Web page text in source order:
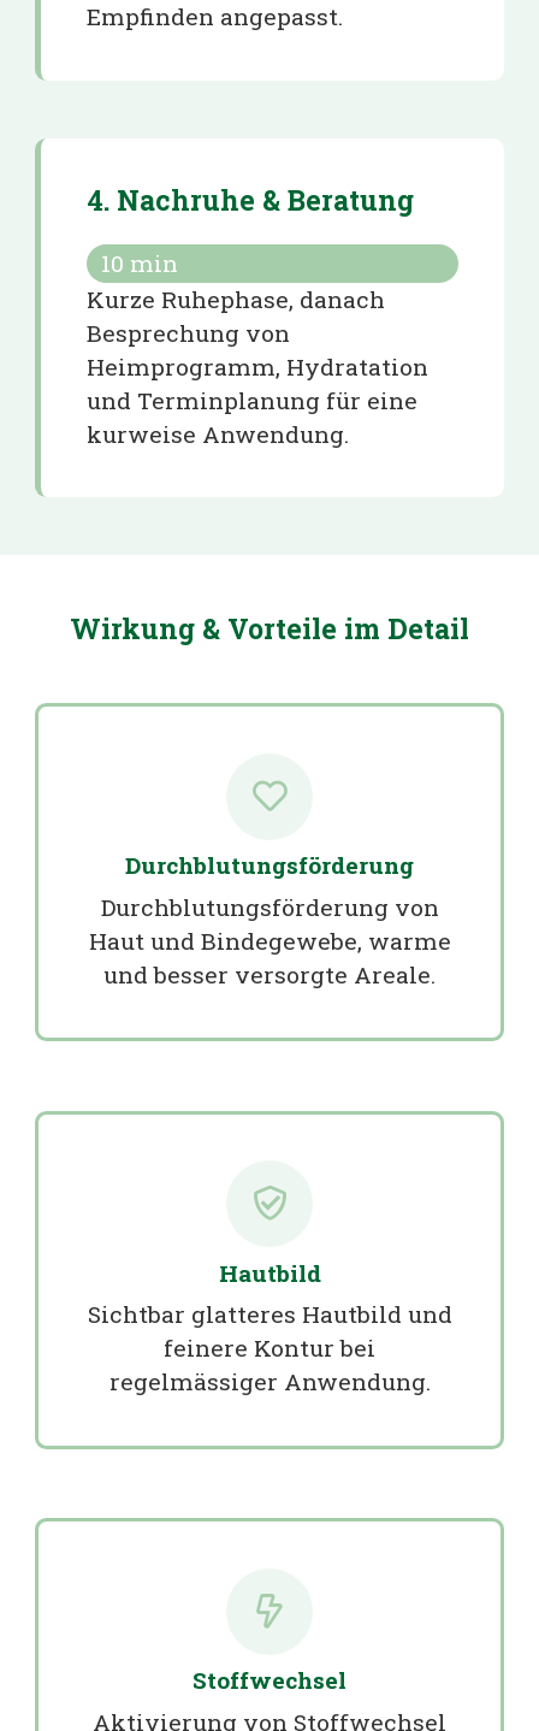
Empfinden angepasst.
4. Nachruhe & Beratung
10 min
Kurze Ruhephase, danach
Besprechung von
Heimprogramm, Hydratation
und Terminplanung für eine
kurweise Anwendung.
Wirkung & Vorteile im Detail
Durchblutungsförderung
Durchblutungsförderung von
Haut und Bindegewebe, warme
und besser versorgte Areale.
Hautbild
Sichtbar glatteres Hautbild und
feinere Kontur bei
regelmässiger Anwendung.
Stoffwechsel
Aktivierung von Stoffwechsel